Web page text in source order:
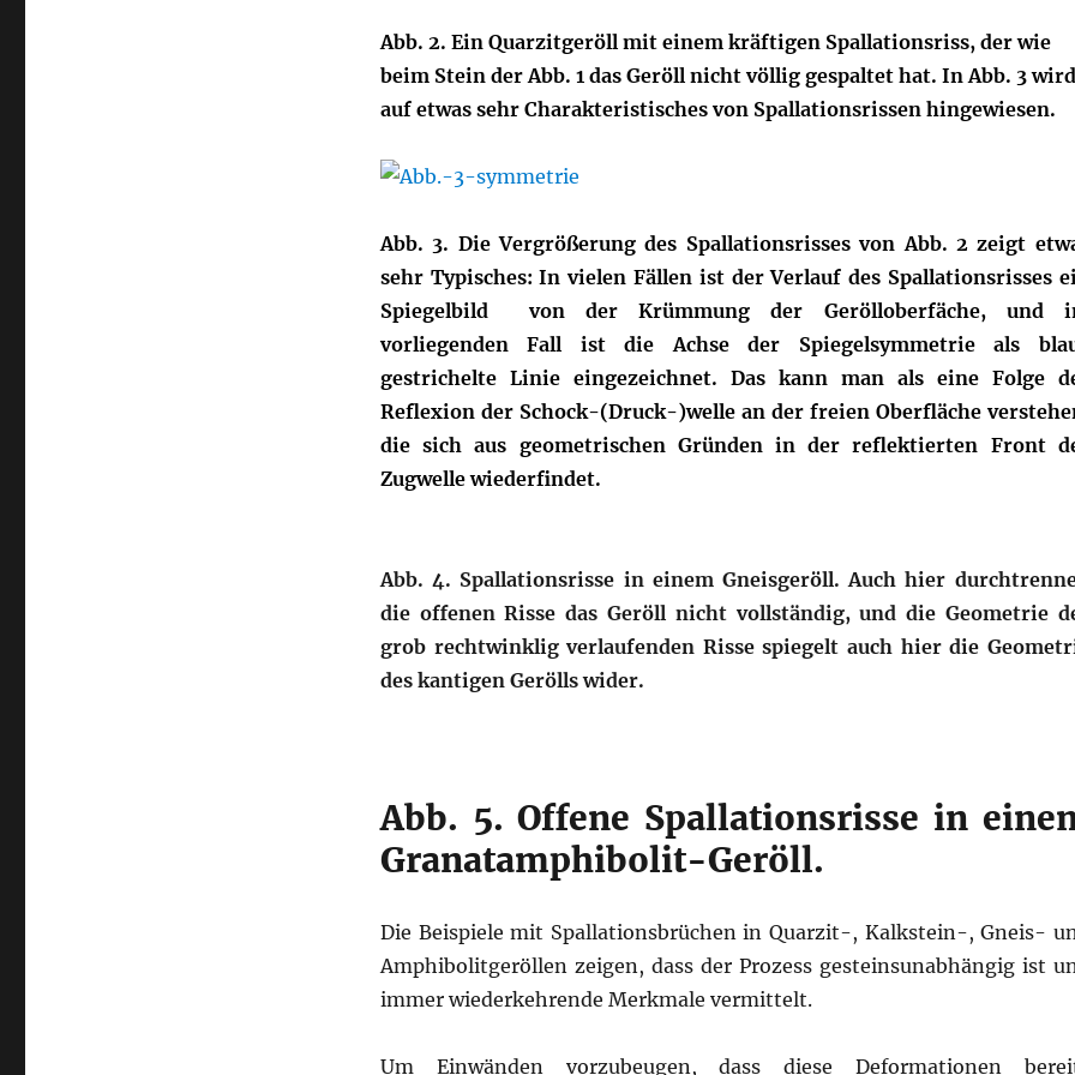
Abb. 2. Ein Quarzitgeröll mit einem kräftigen Spallationsriss, der wie
beim Stein der Abb. 1 das Geröll nicht völlig gespaltet hat. In Abb. 3 wird
auf etwas sehr Charakteristisches von Spallationsrissen hingewiesen.
Abb. 3. Die Vergrößerung des Spallationsrisses von Abb. 2 zeigt
sehr Typisches: In vielen Fällen ist der Verlauf des Spallationsrisses
Spiegelbild von der Krümmung der Gerölloberfäche, und
vorliegenden Fall ist die Achse der Spiegelsymmetrie als
gestrichelte Linie eingezeichnet. Das kann man als eine Folge
Reflexion der Schock-(Druck-)welle an der freien Oberfläche
die sich aus geometrischen Gründen in der reflektierten Front
Zugwelle wiederfindet.
Abb. 4. Spallationsrisse in einem Gneisgeröll. Auch hier
die offenen Risse das Geröll nicht vollständig, und die Geometrie
grob rechtwinklig verlaufenden Risse spiegelt auch hier die
des kantigen Gerölls wider.
Abb. 5. Offene Spallationsrisse in
Granatamphibolit-Geröll.
Die Beispiele mit Spallationsbrüchen in Quarzit-, Kalkstein-, Gneis-
Amphibolitgeröllen zeigen, dass der Prozess gesteinsunabhängig ist
immer wiederkehrende Merkmale vermittelt.
Um Einwänden vorzubeugen, dass diese Deformationen